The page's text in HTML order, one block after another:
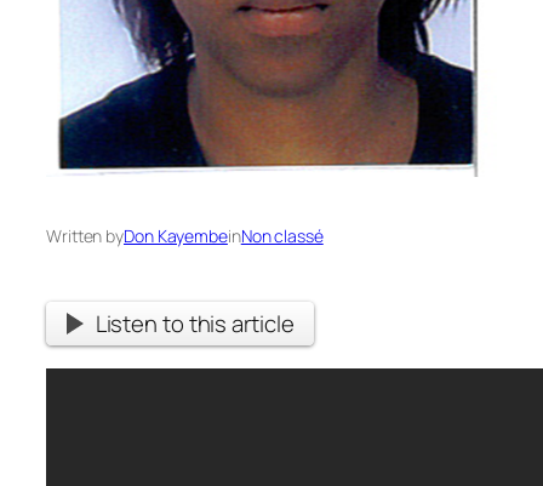
Written byDon KayembeinNon classé
Listen to this article